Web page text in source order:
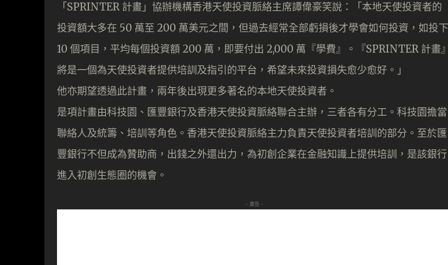
「SPRINTER 計畫」協辦機構香港天使投資脈絡主席譚偉豪笑說：「本地天使投資者的
投資額大多在 50 萬至 200 萬美元之間，但過去經常全部虧損後才學會如何投資，如投下
10 個項目，平均每個投資額 200 萬，即要付出 2,000 萬『學費』。『SPRINTER 計畫
將是一個為天使投資者提供培訓及指引的平台，希望未來投資損失愈少愈好。」
他亦期望透過此計畫，兩年後出現更多著名的本地天使投資者。
是項計畫由科技園、匯豐銀行及香港天使投資脈絡聯合主辦，三者各有分工。科技園擔當
聯絡人及統籌、培訓等角色。香港天使投資脈絡主力負責天使投資者培訓的部分。至於匯
豐銀行不但成為贊助商，出錢之外還出力，為初創企業在金融知識上提供培訓，是該銀行
進入初創生態圈的機會。
- 廣告 -